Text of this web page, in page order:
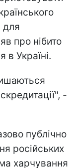
для
про нібито
в Україні.
-
публічно
російських
харчування